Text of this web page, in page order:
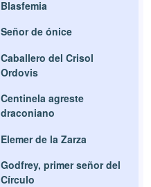
Blasfemia
Señor de ónice
Caballero del Crisol
Ordovis
Centinela agreste
draconiano
Elemer de la Zarza
Godfrey, primer señor del
Círculo